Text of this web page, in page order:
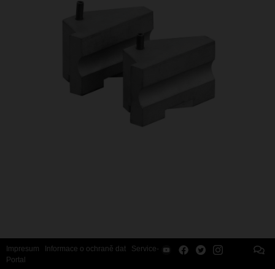
Impresum Informace o ochraně dat
Service-
Portal